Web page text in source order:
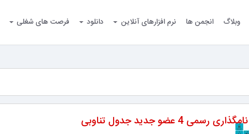
وبلاگ انجمن ها نرم افزارهای آنلاین دانلود فرصت های شغلی
نامگذاری رسمی 4 عضو جدید جدول تناوبی